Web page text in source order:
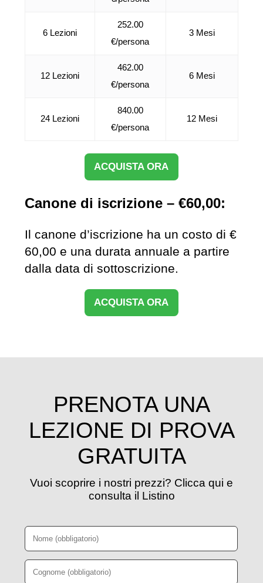
6 Lezioni
252.00
€/persona
3 Mesi
12 Lezioni
462.00
€/persona
6 Mesi
24 Lezioni
840.00
€/persona
12 Mesi
ACQUISTA ORA
Canone di iscrizione – €60,00:
Il canone d’iscrizione ha un costo di €
60,00 e una durata annuale a partire
dalla data di sottoscrizione.
ACQUISTA ORA
PRENOTA UNA
LEZIONE DI PROVA
GRATUITA
Vuoi scoprire i nostri prezzi? Clicca qui e
consulta il Listino